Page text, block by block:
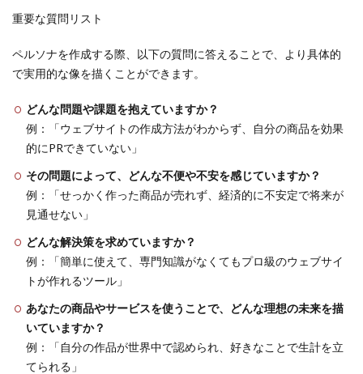
重要な質問リスト
ペルソナを作成する際、以下の質問に答えることで、より具体的
で実用的な像を描くことができます。
どんな問題や課題を抱えていますか？
例：「ウェブサイトの作成方法がわからず、自分の商品を効果
的にPRできていない」
その問題によって、どんな不便や不安を感じていますか？
例：「せっかく作った商品が売れず、経済的に不安定で将来が
見通せない」
どんな解決策を求めていますか？
例：「簡単に使えて、専門知識がなくてもプロ級のウェブサイ
トが作れるツール」
あなたの商品やサービスを使うことで、どんな理想の未来を描
いていますか？
例：「自分の作品が世界中で認められ、好きなことで生計を立
てられる」